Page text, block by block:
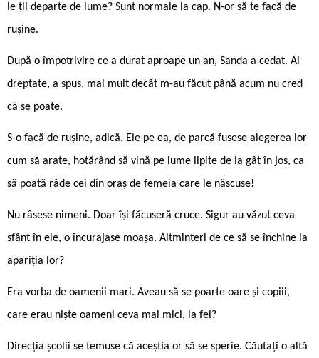
le ții departe de lume? Sunt normale la cap. N-or să te facă de
rușine.
După o împotrivire ce a durat aproape un an, Sanda a cedat. Ai
dreptate, a spus, mai mult decât m-au făcut până acum nu cred
că se poate.
S-o facă de rușine, adică. Ele pe ea, de parcă fusese alegerea lor
cum să arate, hotărând să vină pe lume lipite de la gât în jos, ca
să poată râde cei din oraș de femeia care le născuse!
Nu râsese nimeni. Doar își făcuseră cruce. Sigur au văzut ceva
sfânt în ele, o încurajase moașa. Altminteri de ce să se închine la
apariția lor?
Era vorba de oamenii mari. Aveau să se poarte oare și copiii,
care erau niște oameni ceva mai mici, la fel?
Direcția școlii se temuse că aceștia or să se sperie. Căutați o altă